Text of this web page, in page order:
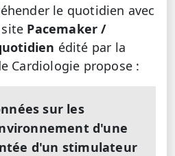
le quotidien avec
Pacemaker /
édité par la
Cardiologie propose :
sur les
d'une
d'un stimulateur